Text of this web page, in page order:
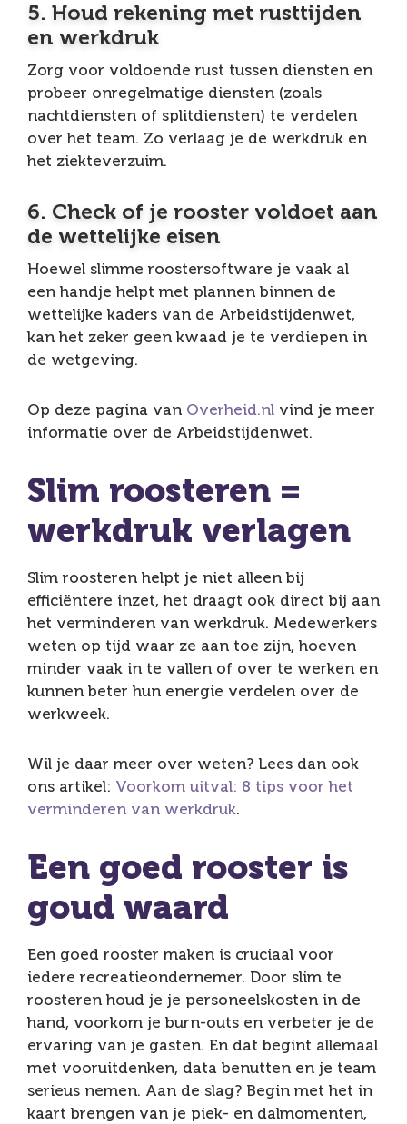
5. Houd rekening met rusttijden
en werkdruk
Zorg voor voldoende rust tussen diensten en
probeer onregelmatige diensten (zoals
nachtdiensten of splitdiensten) te verdelen
over het team. Zo verlaag je de werkdruk en
het ziekteverzuim.
6. Check of je rooster voldoet aan
de wettelijke eisen
Hoewel slimme roostersoftware je vaak al
een handje helpt met plannen binnen de
wettelijke kaders van de Arbeidstijdenwet,
kan het zeker geen kwaad je te verdiepen in
de wetgeving.
Op deze pagina van Overheid.nl vind je meer
informatie over de Arbeidstijdenwet.
Slim roosteren =
werkdruk verlagen
Slim roosteren helpt je niet alleen bij
efficiëntere inzet, het draagt ook direct bij aan
het verminderen van werkdruk. Medewerkers
weten op tijd waar ze aan toe zijn, hoeven
minder vaak in te vallen of over te werken en
kunnen beter hun energie verdelen over de
werkweek.
Wil je daar meer over weten? Lees dan ook
ons artikel: Voorkom uitval: 8 tips voor het
verminderen van werkdruk.
Een goed rooster is
goud waard
Een goed rooster maken is cruciaal voor
iedere recreatieondernemer. Door slim te
roosteren houd je je personeelskosten in de
hand, voorkom je burn-outs en verbeter je de
ervaring van je gasten. En dat begint allemaal
met vooruitdenken, data benutten en je team
serieus nemen. Aan de slag? Begin met het in
kaart brengen van je piek- en dalmomenten,